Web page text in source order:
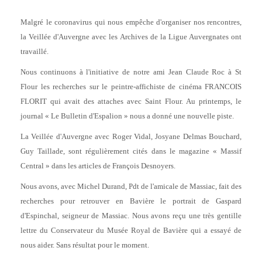
Malgré le coronavirus qui nous empêche d'organiser nos rencontres,
la Veillée d'Auvergne avec les Archives de la Ligue Auvergnates ont
travaillé.
Nous continuons à l'initiative de notre ami Jean Claude Roc à St
Flour les recherches sur le peintre-affichiste de cinéma FRANCOIS
FLORIT qui avait des attaches avec Saint Flour. Au printemps, le
journal « Le Bulletin d'Espalion » nous a donné une nouvelle piste.
La Veillée d'Auvergne avec Roger Vidal, Josyane Delmas Bouchard,
Guy Taillade, sont régulièrement cités dans le magazine « Massif
Central » dans les articles de François Desnoyers.
Nous avons, avec Michel Durand, Pdt de l'amicale de Massiac, fait des
recherches pour retrouver en Bavière le portrait de Gaspard
d'Espinchal, seigneur de Massiac. Nous avons reçu une très gentille
lettre du Conservateur du Musée Royal de Bavière qui a essayé de
nous aider. Sans résultat pour le moment.